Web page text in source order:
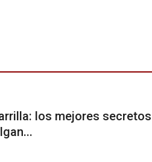
los mejores secretos